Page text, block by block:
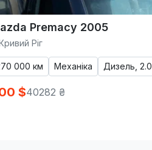
Premacy 2005
Ріг
000 км Механіка Дизель, 2.0
$40282 ₴